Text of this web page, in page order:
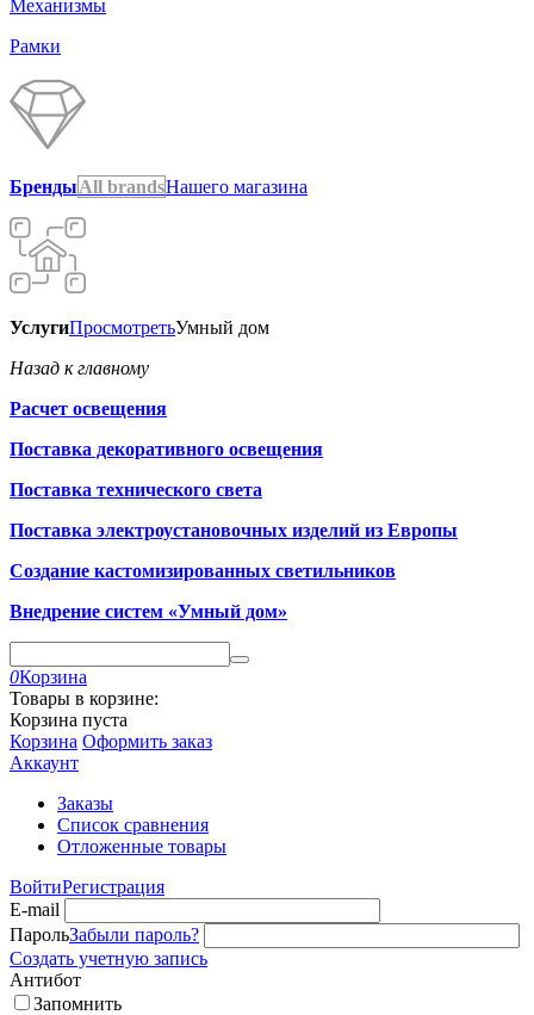
Механизмы
Рамки
БрендыAll brandsНашего магазина
УслугиПросмотретьУмный дом
Назад к главному
Расчет освещения
Поставка декоративного освещения
Поставка технического света
Поставка электроустановочных изделий из Европы
Создание кастомизированных светильников
Внедрение систем «Умный дом»
0Корзина
Товары в корзине:
Корзина пуста
Корзина Оформить заказ
Аккаунт
Заказы
Список сравнения
Отложенные товары
ВойтиРегистрация
E-mail
ПарольЗабыли пароль?
Создать учетную запись
Антибот
Запомнить